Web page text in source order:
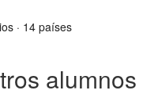
· 14 países
alumnos